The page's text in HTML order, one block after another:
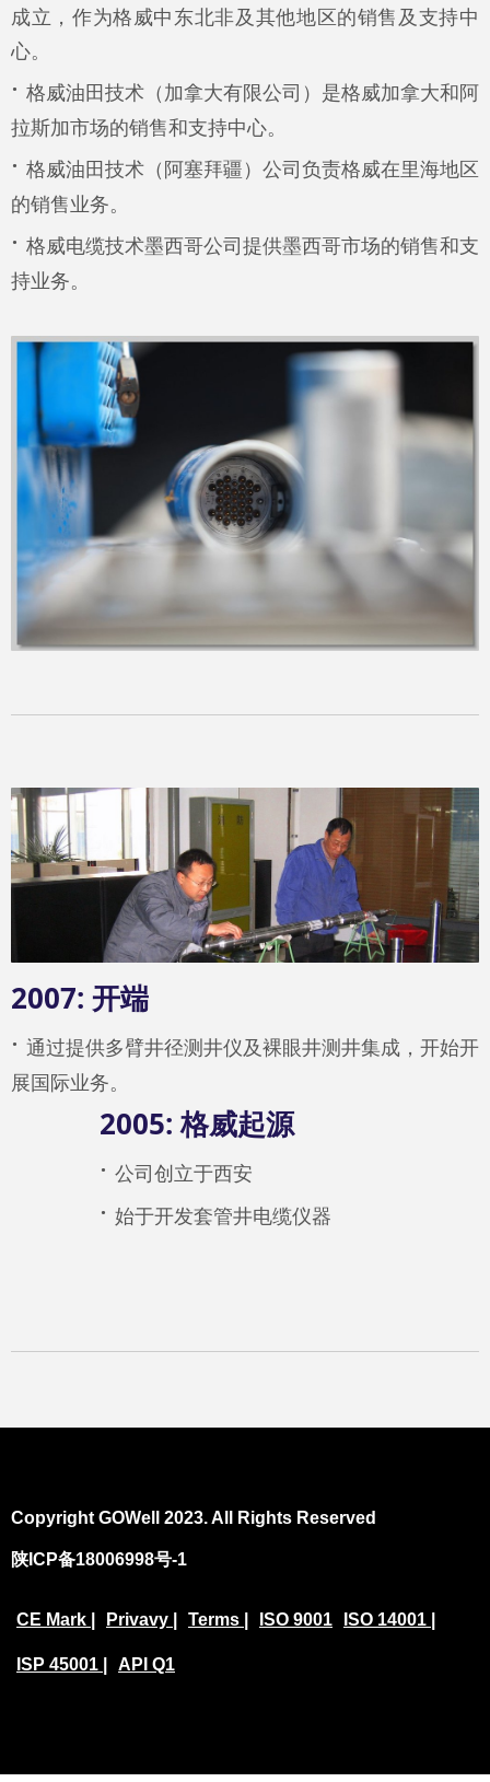
成立，作为格威中东北非及其他地区的销售及支持中
心。
· 格威油田技术（加拿大有限公司）是格威加拿大和阿
拉斯加市场的销售和支持中心。
· 格威油田技术（阿塞拜疆）公司负责格威在里海地区
的销售业务。
· 格威电缆技术墨西哥公司提供墨西哥市场的销售和支
持业务。
2007: 开端
· 通过提供多臂井径测井仪及裸眼井测井集成，开始开
展国际业务。
2005: 格威起源
· 公司创立于西安
· 始于开发套管井电缆仪器
Copyright GOWell 2023. All Rights Reserved
CE Mark | Privavy | Terms | ISO 9001 ISO 14001 |
ISP 45001 | API Q1
陕ICP备18006998号-1